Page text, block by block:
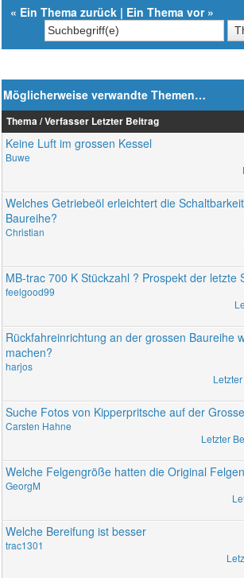
« Ein Thema zurück | Ein Thema vor»
Möglicherweise verwandte Themen…
Thema / Verfasser Letzter Beitrag
Keine Luft im grossen Kessel
Buwe
Welches Getriebeöl erleichtert die
Baureihe?
Christian
MB-trac 700 K Stückzahl ? Prospekt der letzte
feelgood99
Rückfahreinrichtung an der grossen Baureihe
machen?
harjos
Suche Fotos von Kipperpritsche auf der
Carsten Hahne
Letzter
Welche Felgengröße hatten die Original
GeorgM
Welche Bereifung ist besser
trac1301